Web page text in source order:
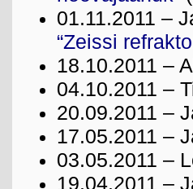
01.11.2011 –
“Zeissi
18.10.2011 –
04.10.2011 –
20.09.2011 –
17.05.2011 –
03.05.2011 –
19.04.2011 –